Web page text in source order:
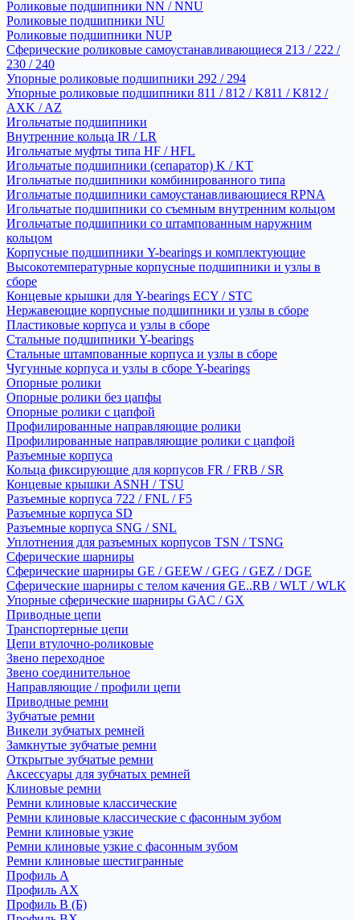
Роликовые подшипники NN / NNU
Роликовые подшипники NU
Роликовые подшипники NUP
Сферические роликовые самоустанавливающиеся 213 / 222 /
230 / 240
Упорные роликовые подшипники 292 / 294
Упорные роликовые подшипники 811 / 812 / K811 / K812 /
AXK / AZ
Игольчатые подшипники
Внутренние кольца IR / LR
Игольчатые муфты типа HF / HFL
Игольчатые подшипники (сепаратор) K / KT
Игольчатые подшипники комбинированного типа
Игольчатые подшипники самоустанавливающиеся RPNA
Игольчатые подшипники со съемным внутренним кольцом
Игольчатые подшипники со штампованным наружним
кольцом
Корпусные подшипники Y-bearings и комплектующие
Высокотемпературные корпусные подшипники и узлы в
сборе
Концевые крышки для Y-bearings ECY / STC
Нержавеющие корпусные подшипники и узлы в сборе
Пластиковые корпуса и узлы в сборе
Стальные подшипники Y-bearings
Стальные штампованные корпуса и узлы в сборе
Чугунные корпуса и узлы в сборе Y-bearings
Опорные ролики
Опорные ролики без цапфы
Опорные ролики с цапфой
Профилированные направляющие ролики
Профилированные направляющие ролики с цапфой
Разъемные корпуса
Кольца фиксирующие для корпусов FR / FRB / SR
Концевые крышки ASNH / TSU
Разъемные корпуса 722 / FNL / F5
Разъемные корпуса SD
Разъемные корпуса SNG / SNL
Уплотнения для разъемных корпусов TSN / TSNG
Сферические шарниры
Сферические шарниры GE / GEEW / GEG / GEZ / DGE
Сферические шарниры с телом качения GE..RB / WLT / WLK
Упорные сферические шарниры GAC / GX
Приводные цепи
Транспортерные цепи
Цепи втулочно-роликовые
Звено переходное
Звено соединительное
Направляющие / профили цепи
Приводные ремни
Зубчатые ремни
Викели зубчатых ремней
Замкнутые зубчатые ремни
Открытые зубчатые ремни
Аксессуары для зубчатых ремней
Клиновые ремни
Ремни клиновые классические
Ремни клиновые классические с фасонным зубом
Ремни клиновые узкие
Ремни клиновые узкие с фасонным зубом
Ремни клиновые шестигранные
Профиль A
Профиль AX
Профиль B (Б)